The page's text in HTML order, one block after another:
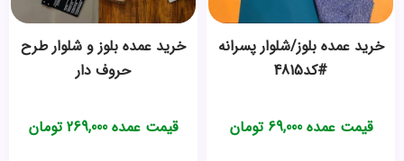
خرید عمده بلوز/شلوار پسرانه
#کد4815
قیمت عمده69,000 تومان
خرید عمده بلوز و شلوار طرح
حروف دار
قیمت عمده269,000 تومان